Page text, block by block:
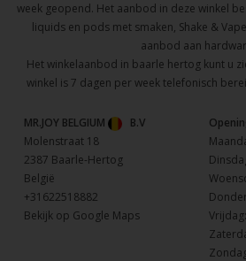
week geopend. Het aanbod in deze winkel
liquids en pods met smaken, Shake &
aanbod aan
Het winkelaanbod in baarle hertog kunt u
winkel is 7 dagen per week telefonisch
MR.JOY BELGIUM
B.V
Molenstraat 18
2387 Baarle-Hertog
België
+31622518882
Bekijk op Google Maps
Vrijdag: